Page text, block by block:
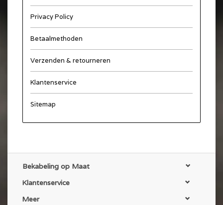
Privacy Policy
Betaalmethoden
Verzenden & retourneren
Klantenservice
Sitemap
Bekabeling op Maat
Klantenservice
Meer